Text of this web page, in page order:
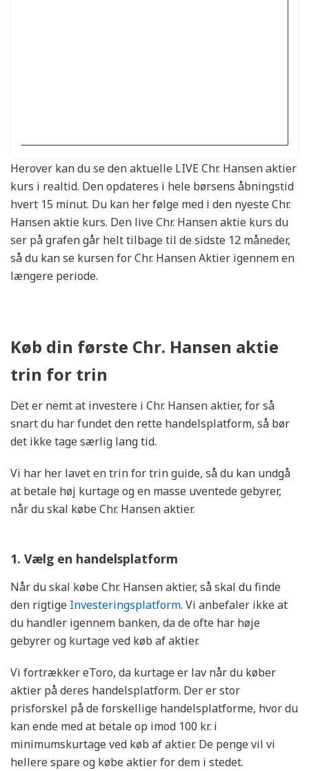
Herover kan du se den aktuelle LIVE Chr. Hansen aktier
kurs i realtid. Den opdateres i hele børsens åbningstid
hvert 15 minut. Du kan her følge med i den nyeste Chr.
Hansen aktie kurs. Den live Chr. Hansen aktie kurs du
ser på grafen går helt tilbage til de sidste 12 måneder,
så du kan se kursen for Chr. Hansen Aktier igennem en
længere periode.
Køb din første Chr. Hansen aktie
trin for trin
Det er nemt at investere i Chr. Hansen aktier, for så
snart du har fundet den rette handelsplatform, så bør
det ikke tage særlig lang tid.
Vi har her lavet en trin for trin guide, så du kan undgå
at betale høj kurtage og en masse uventede gebyrer,
når du skal købe Chr. Hansen aktier.
1. Vælg en handelsplatform
Når du skal købe Chr. Hansen aktier, så skal du finde
den rigtige Investeringsplatform. Vi anbefaler ikke at
du handler igennem banken, da de ofte har høje
gebyrer og kurtage ved køb af aktier.
Vi fortrækker eToro, da kurtage er lav når du køber
aktier på deres handelsplatform. Der er stor
prisforskel på de forskellige handelsplatforme, hvor du
kan ende med at betale op imod 100 kr. i
minimumskurtage ved køb af aktier. De penge vil vi
hellere spare og købe aktier for dem i stedet.